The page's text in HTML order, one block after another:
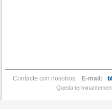
Contacte con nosotros: E-mail:
Queda